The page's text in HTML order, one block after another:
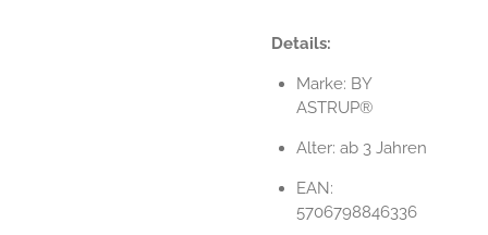
Details:
Marke: BY
ASTRUP®
Alter: ab 3 Jahren
EAN:
5706798846336